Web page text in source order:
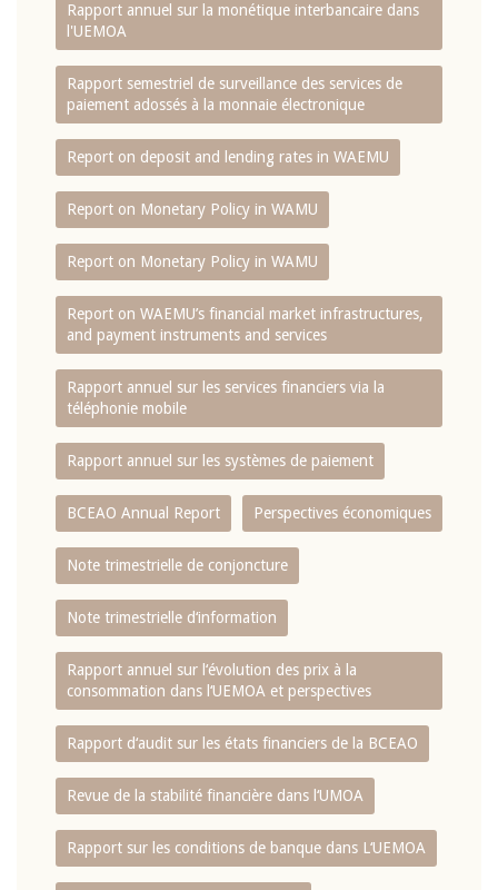
Rapport annuel sur la monétique interbancaire dans
l'UEMOA
Rapport semestriel de surveillance des services de
paiement adossés à la monnaie électronique
Report on deposit and lending rates in WAEMU
Report on Monetary Policy in WAMU
Report on Monetary Policy in WAMU
Report on WAEMU’s financial market infrastructures,
and payment instruments and services
Rapport annuel sur les services financiers via la
téléphonie mobile
Rapport annuel sur les systèmes de paiement
BCEAO Annual Report Perspectives économiques
Note trimestrielle de conjoncture
Note trimestrielle d‘information
Rapport annuel sur l‘évolution des prix à la
consommation dans l‘UEMOA et perspectives
Rapport d‘audit sur les états financiers de la BCEAO
Revue de la stabilité financière dans l‘UMOA
Rapport sur les conditions de banque dans L‘UEMOA